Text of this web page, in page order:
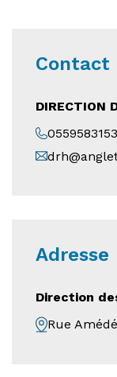
Contact
DIRECTION
0559583153
Adresse
Direction
Rue